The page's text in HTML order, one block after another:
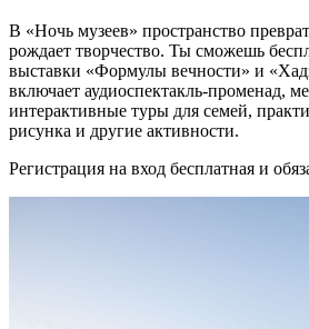
В «Ночь музеев» пространство
рождает творчество. Ты сможешь
выставки «Формулы вечности» и
включает аудиоспектакль-променад,
интерактивные туры для семей,
рисунка и другие активности.
Регистрация на вход бесплатная и